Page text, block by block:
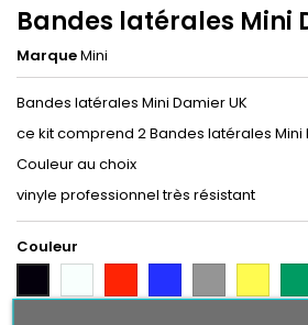
Bandes latérales Mini
MarqueMini
Bandes latérales Mini Damier UK
ce kit comprend 2 Bandes latérales Mini
Couleur au choix
vinyle professionnel très résistant
Couleur